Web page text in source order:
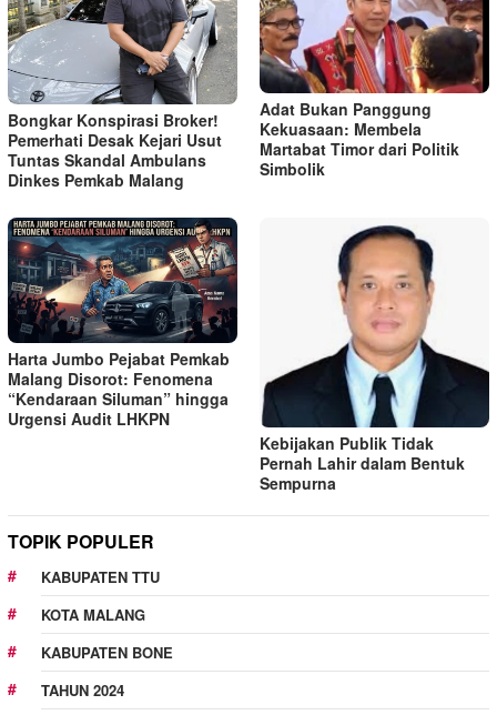
Bongkar Konspirasi Broker!
Pemerhati Desak Kejari Usut
Tuntas Skandal Ambulans
Dinkes Pemkab Malang
Adat Bukan Panggung
Kekuasaan: Membela
Martabat Timor dari Politik
Simbolik
Harta Jumbo Pejabat Pemkab
Malang Disorot: Fenomena
“Kendaraan Siluman” hingga
Urgensi Audit LHKPN
Kebijakan Publik Tidak
Pernah Lahir dalam Bentuk
Sempurna
TOPIK POPULER
KABUPATEN TTU
KOTA MALANG
KABUPATEN BONE
TAHUN 2024